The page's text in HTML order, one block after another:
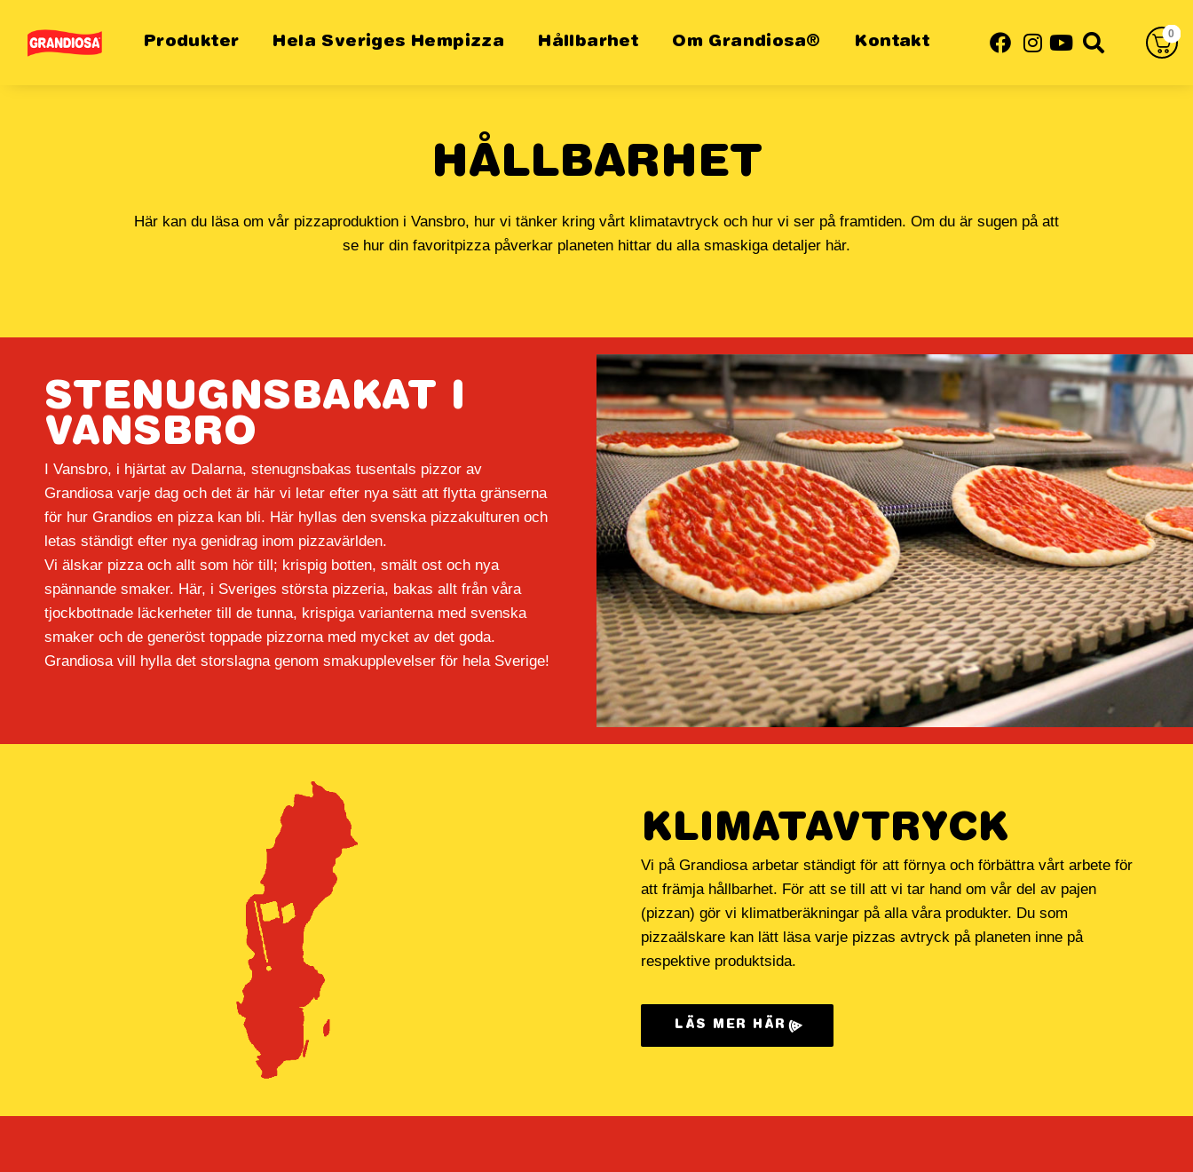
Produkter Hela Sveriges Hempizza Hållbarhet Om Grandiosa® Kontakt 0
HÅLLBARHET
Här kan du läsa om vår pizzaproduktion i Vansbro, hur vi tänker kring vårt klimatavtryck och hur vi ser på framtiden. Om du är sugen på att
se hur din favoritpizza påverkar planeten hittar du alla smaskiga detaljer här.
STENUGNSBAKAT I
VANSBRO​
I Vansbro, i hjärtat av Dalarna, stenugnsbakas tusentals pizzor av
Grandiosa varje dag och det är här vi letar efter nya sätt att flytta gränserna
för hur Grandios en pizza kan bli. Här hyllas den svenska pizzakulturen och
letas ständigt efter nya genidrag inom pizzavärlden.
Vi älskar pizza och allt som hör till; krispig botten, smält ost och nya
spännande smaker. Här, i Sveriges största pizzeria, bakas allt från våra
tjockbottnade läckerheter till de tunna, krispiga varianterna med svenska
smaker och de generöst toppade pizzorna med mycket av det goda.
Grandiosa vill hylla det storslagna genom smakupplevelser för hela Sverige!
KLIMATAVTRYCK
Vi på Grandiosa arbetar ständigt för att förnya och förbättra vårt arbete för
att främja hållbarhet. För att se till att vi tar hand om vår del av pajen
(pizzan) gör vi klimatberäkningar på alla våra produkter. Du som
pizzaälskare kan lätt läsa varje pizzas avtryck på planeten inne på
respektive produktsida.
LÄS MER HÄR